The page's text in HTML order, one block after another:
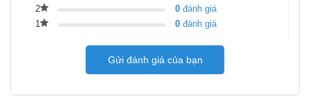
2
0 đánh giá
1
0 đánh giá
Gửi đánh giá của bạn